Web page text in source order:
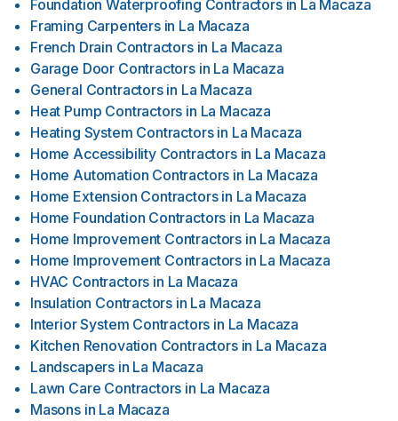
Foundation Waterproofing Contractors in La Macaza
Framing Carpenters in La Macaza
French Drain Contractors in La Macaza
Garage Door Contractors in La Macaza
General Contractors in La Macaza
Heat Pump Contractors in La Macaza
Heating System Contractors in La Macaza
Home Accessibility Contractors in La Macaza
Home Automation Contractors in La Macaza
Home Extension Contractors in La Macaza
Home Foundation Contractors in La Macaza
Home Improvement Contractors in La Macaza
Home Improvement Contractors in La Macaza
HVAC Contractors in La Macaza
Insulation Contractors in La Macaza
Interior System Contractors in La Macaza
Kitchen Renovation Contractors in La Macaza
Landscapers in La Macaza
Lawn Care Contractors in La Macaza
Masons in La Macaza